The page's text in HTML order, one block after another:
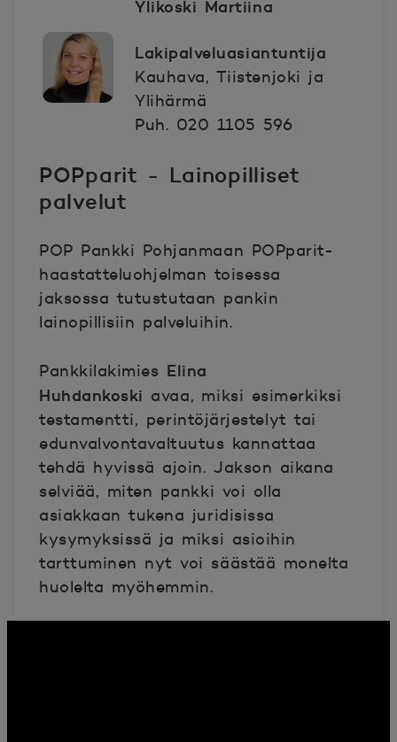
Ylikoski Martiina
Lakipalveluasiantuntija
Kauhava, Tiistenjoki ja
Ylihärmä
Puh. 020 1105 596
POPparit - Lainopilliset
palvelut
POP Pankki Pohjanmaan POPparit-
haastatteluohjelman toisessa
jaksossa tutustutaan pankin
lainopillisiin palveluihin.
Pankkilakimies Elina
Huhdankoski avaa, miksi esimerkiksi
testamentti, perintöjärjestelyt tai
edunvalvontavaltuutus kannattaa
tehdä hyvissä ajoin. Jakson aikana
selviää, miten pankki voi olla
asiakkaan tukena juridisissa
kysymyksissä ja miksi asioihin
tarttuminen nyt voi säästää monelta
huolelta myöhemmin.